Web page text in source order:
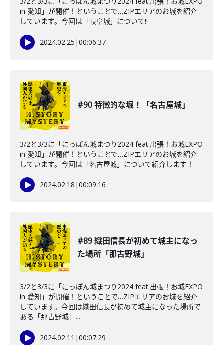
in 愛知」が開催！ということで…ZIPエリアのお城を紹介
しています。今回は「岐阜城」について‼️
2024.02.25 |00:06:37
#90 特徴的な堀！「名古屋城」
3/2と3/3に「にっぽん城まつり2024 feat.出張！お城EXPO
in 愛知」が開催！ということで…ZIPエリアのお城を紹介
しています。今回は「名古屋城」について紹介します！
2024.02.18 |00:09:16
#89 織田信長が初めて城主になっ
た場所「那古野城」
3/2と3/3に「にっぽん城まつり2024 feat.出張！お城EXPO
in 愛知」が開催！ということで…ZIPエリアのお城を紹介
しています。今回は織田信長が初めて城主になった場所で
ある「那古野城」...
2024.02.11 |00:07:29